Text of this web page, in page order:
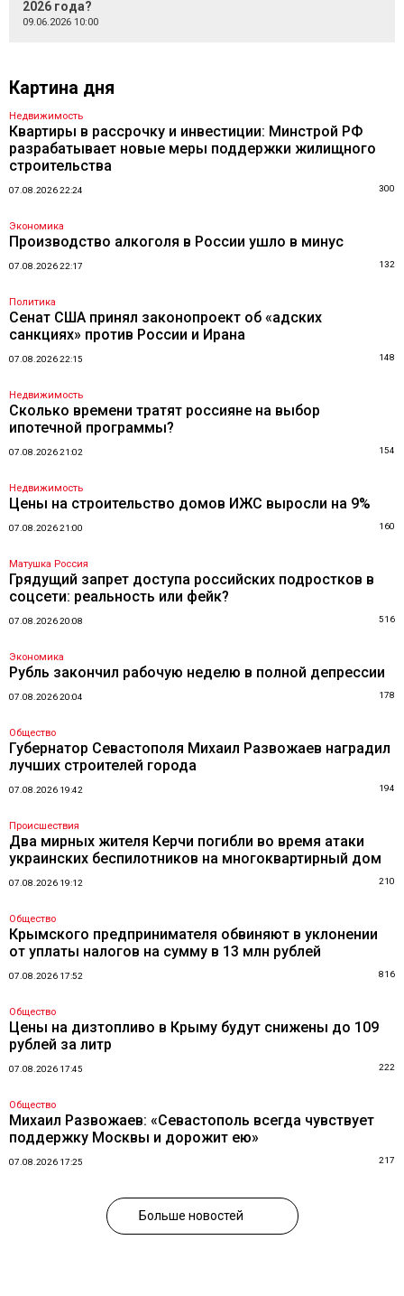
2026 года?
09.06.2026 10:00
Картина дня
Недвижимость
Квартиры в рассрочку и инвестиции: Минстрой РФ
разрабатывает новые меры поддержки жилищного
строительства
07.08.2026 22:24 300
Экономика
Производство алкоголя в России ушло в минус
07.08.2026 22:17 132
Политика
Сенат США принял законопроект об «адских
санкциях» против России и Ирана
07.08.2026 22:15 148
Недвижимость
Сколько времени тратят россияне на выбор
ипотечной программы?
07.08.2026 21:02 154
Недвижимость
Цены на строительство домов ИЖС выросли на 9%
07.08.2026 21:00 160
Матушка Россия
Грядущий запрет доступа российских подростков в
соцсети: реальность или фейк?
07.08.2026 20:08 516
Экономика
Рубль закончил рабочую неделю в полной депрессии
07.08.2026 20:04 178
Общество
Губернатор Севастополя Михаил Развожаев наградил
лучших строителей города
07.08.2026 19:42 194
Происшествия
Два мирных жителя Керчи погибли во время атаки
украинских беспилотников на многоквартирный дом
07.08.2026 19:12 210
Общество
Крымского предпринимателя обвиняют в уклонении
от уплаты налогов на сумму в 13 млн рублей
07.08.2026 17:52 816
Общество
Цены на дизтопливо в Крыму будут снижены до 109
рублей за литр
07.08.2026 17:45 222
Общество
Михаил Развожаев: «Севастополь всегда чувствует
поддержку Москвы и дорожит ею»
07.08.2026 17:25 217
Больше новостей